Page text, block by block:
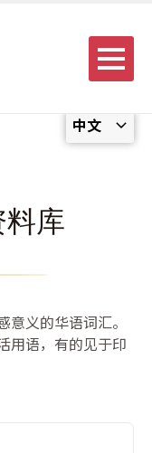
中文
Menu
库
义的华语词汇。
用语，有的见于印